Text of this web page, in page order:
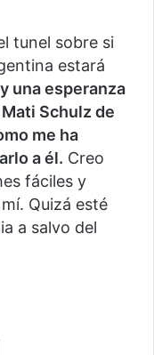
tunel sobre si
estará
una esperanza
Schulz de
me ha
a él. Creo
fáciles y
Quizá esté
a salvo del